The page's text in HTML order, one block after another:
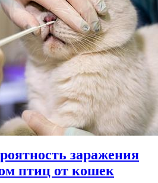
заражения
птиц от кошек